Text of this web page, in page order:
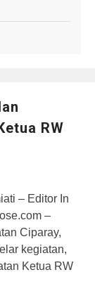
RW
– Editor In
–
Ciparay,
kegiatan,
Ketua RW